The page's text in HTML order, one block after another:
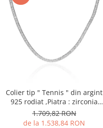
Colier tip " Tennis " din argint
925 rodiat ,Piatra : zirconia
fatetata ,Culoare :
transparenta ,
1.709,82 RON
de la 1.538,84 RON